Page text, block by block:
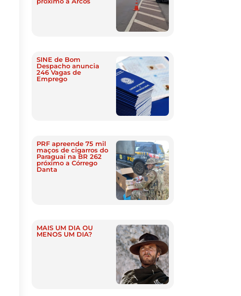
SINE de Bom
Despacho anuncia
246 Vagas de
Emprego
PRF apreende 75 mil
maços de cigarros do
Paraguai na BR 262
próximo a Córrego
Danta
MAIS UM DIA OU
MENOS UM DIA?